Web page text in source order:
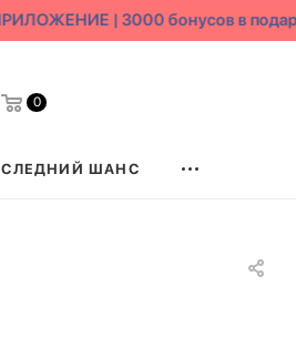
| 3000 бонусов в подарок
0
ШАНС